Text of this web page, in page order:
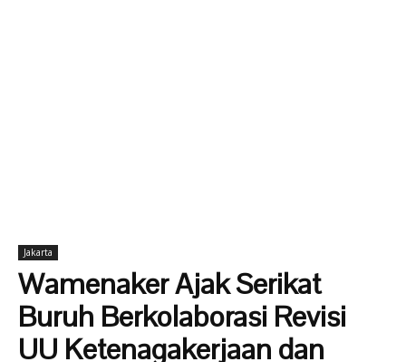
Jakarta
Wamenaker Ajak Serikat
Buruh Berkolaborasi Revisi
UU Ketenagakerjaan dan